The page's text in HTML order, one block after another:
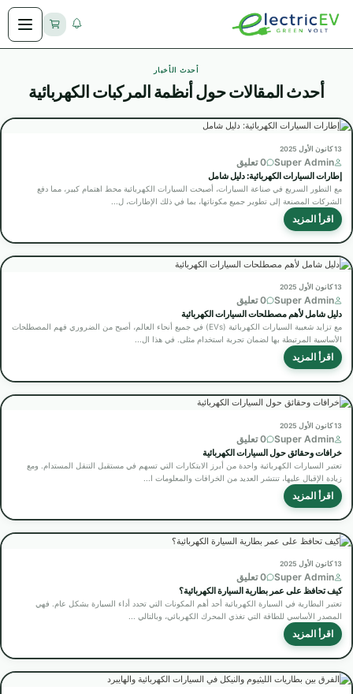
أحدث الأخبار
أحدث المقالات حول أنظمة المركبات الكهربائية
13 كانون الأول 2025
Super Admin 0 تعليق
إطارات السيارات الكهربائية: دليل شامل
مع التطور السريع في صناعة السيارات، أصبحت السيارات الكهربائية محط اهتمام كبير، مما دفع
الشركات المصنعة إلى تطوير جميع مكوناتها، بما في ذلك الإطارات، ل...
اقرأ المزيد
13 كانون الأول 2025
Super Admin 0 تعليق
دليل شامل لأهم مصطلحات السيارات الكهربائية
مع تزايد شعبية السيارات الكهربائية (EVs) في جميع أنحاء العالم، أصبح من الضروري فهم المصطلحات
الأساسية المرتبطة بها لضمان تجربة استخدام مثلى. في هذا ال...
اقرأ المزيد
13 كانون الأول 2025
Super Admin 0 تعليق
خرافات وحقائق حول السيارات الكهربائية
تعتبر السيارات الكهربائية واحدة من أبرز الابتكارات التي تسهم في مستقبل التنقل المستدام. ومع
زيادة الإقبال عليها، تنتشر العديد من الخرافات والمعلومات ا...
اقرأ المزيد
13 كانون الأول 2025
Super Admin 0 تعليق
كيف تحافظ على عمر بطارية السيارة الكهربائية؟
تعتبر البطارية في السيارة الكهربائية أحد أهم المكونات التي تحدد أداء السيارة بشكل عام. فهي
المصدر الأساسي للطاقة التي تغذي المحرك الكهربائي، وبالتالي ...
اقرأ المزيد